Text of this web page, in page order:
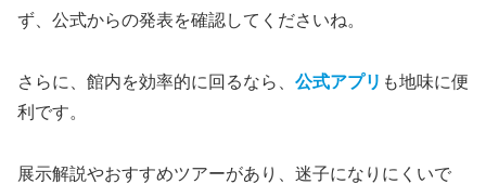
ず、公式からの発表を確認してくださいね。
さらに、館内を効率的に回るなら、 公式アプリ も地味に便
利です。
展示解説やおすすめツアーがあり、迷子になりにくいで